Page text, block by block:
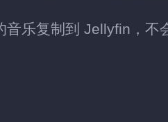
乐复制到 Jellyfin，不